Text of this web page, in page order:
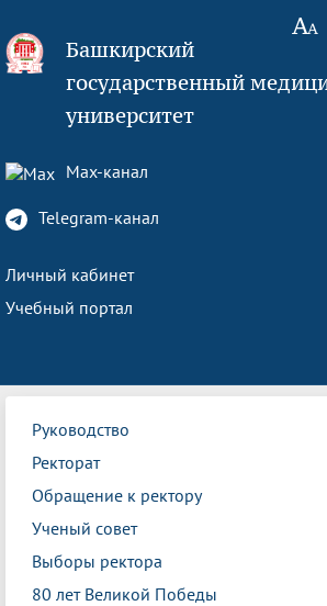
Башкирский
государственный
университет
Max-канал
Telegram-канал
Личный кабинет
Учебный портал
Руководство
Ректорат
Обращение к ректору
Ученый совет
Выборы ректора
80 лет Великой Победы